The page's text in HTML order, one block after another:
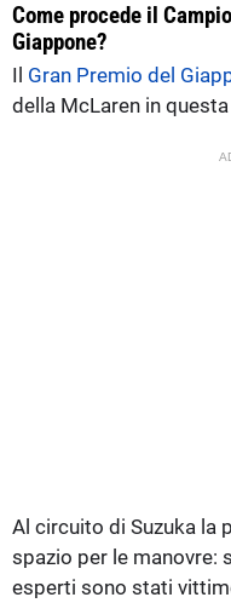
Come procede il
Giappone?
Il Gran Premio del
della McLaren in
Al circuito di Suzuka la
spazio per le manovre:
esperti sono stati